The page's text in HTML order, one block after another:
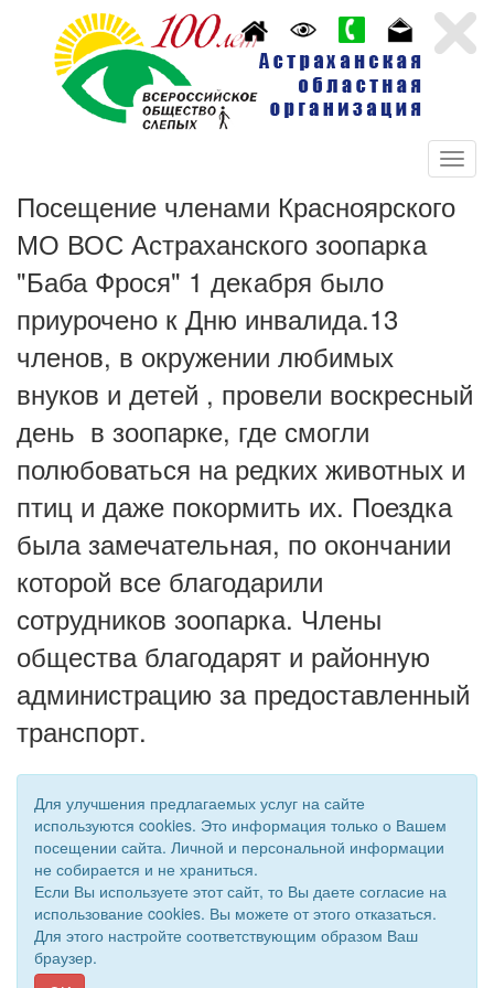
Посещение членами Красноярского
МО ВОС Астраханского зоопарка
"Баба Фрося" 1 декабря было
приурочено к Дню инвалида.13
членов, в окружении любимых
внуков и детей , провели воскресный
день в зоопарке, где смогли
полюбоваться на редких животных и
птиц и даже покормить их. Поездка
была замечательная, по окончании
которой все благодарили
сотрудников зоопарка. Члены
общества благодарят и районную
администрацию за предоставленный
транспорт.
© 2019 - 2026 Астраханская областная организация ВОС. Все
права защищены.
Для улучшения предлагаемых услуг на сайте
используются cookies. Это информация только о Вашем
посещении сайта. Личной и персональной информации
не собирается и не храниться.
Если Вы используете этот сайт, то Вы даете согласие на
использование cookies. Вы можете от этого отказаться.
Для этого настройте соответствующим образом Ваш
браузер.